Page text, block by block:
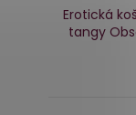
Erotická
tangy